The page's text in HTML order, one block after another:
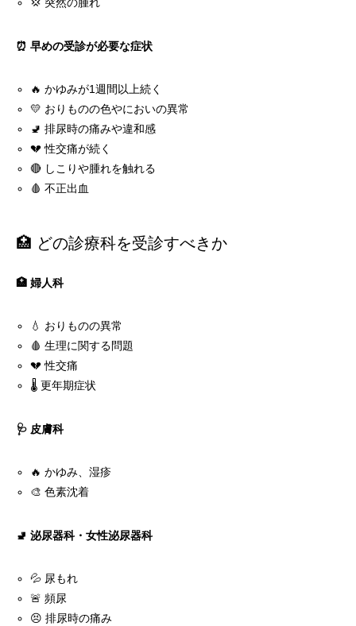
⏰ 早めの受診が必要な症状
🔥 かゆみが1週間以上続く
💛 おりものの色やにおいの異常
🚽 排尿時の痛みや違和感
💔 性交痛が続く
🔴 しこりや腫れを触れる
🩸 不正出血
🏥 どの診療科を受診すべきか
🏥 婦人科
💧 おりものの異常
🩸 生理に関する問題
💔 性交痛
🌡️ 更年期症状
🩺 皮膚科
🔥 かゆみ、湿疹
🎨 色素沈着
🚽 泌尿器科・女性泌尿器科
💦 尿もれ
🚨 頻尿
😣 排尿時の痛み